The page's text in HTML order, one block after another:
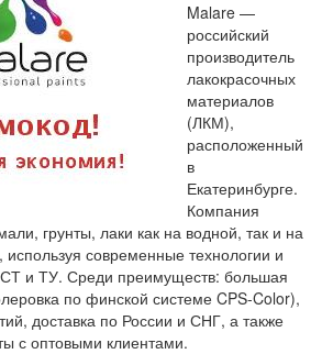
Malare —
российский
производитель
лакокрасочных
материалов
(ЛКМ),
расположенный
в
Екатеринбурге.
Компания
грунты, лаки как на водной, так и на
используя современные технологии и
и ТУ. Среди преимуществ: большая
по финской системе CPS-Color),
доставка по России и СНГ, а также
с оптовыми клиентами.